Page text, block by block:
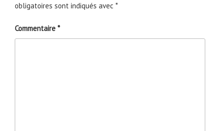
obligatoires sont indiqués avec *
Commentaire *